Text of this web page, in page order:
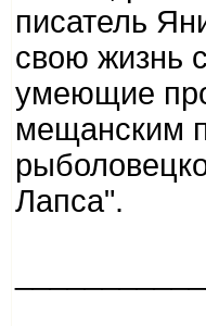
писатель
свою жизнь
умеющие
мещанским
Лапса".